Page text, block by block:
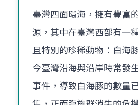
臺灣四面環海，擁有豐富
源，其中在臺灣西部有一
且特別的珍稀動物：白海
今臺灣沿海與沿岸時常發
事件，導致白海豚的數量